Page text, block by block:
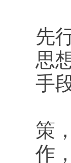
先
思
手
策
作